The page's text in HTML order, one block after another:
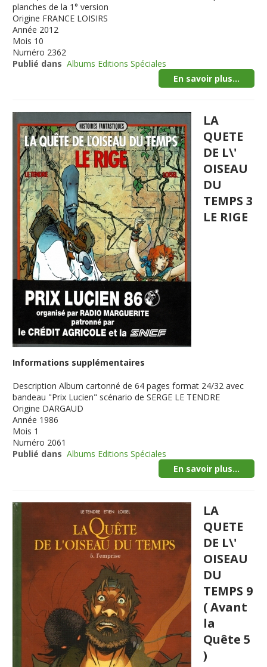
planches de la 1° version
Origine FRANCE LOISIRS
Année 2012
Mois 10
Numéro 2362
Publié dans Albums Editions Spéciales
En savoir plus...
LA
QUETE
DE L\'
OISEAU
DU
TEMPS 3
LE RIGE
Informations supplémentaires
Description Album cartonné de 64 pages format 24/32 avec
bandeau "Prix Lucien" scénario de SERGE LE TENDRE
Origine DARGAUD
Année 1986
Mois 1
Numéro 2061
Publié dans Albums Editions Spéciales
En savoir plus...
LA
QUETE
DE L\'
OISEAU
DU
TEMPS 9
( Avant
la
Quête 5
)